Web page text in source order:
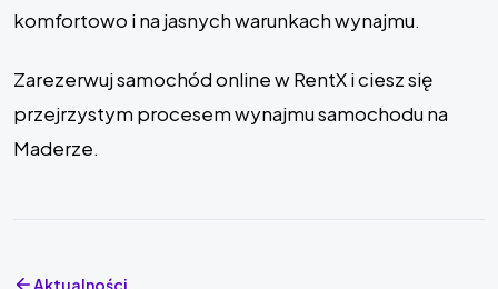
komfortowo i na jasnych warunkach wynajmu.
Zarezerwuj samochód online w RentX i ciesz się
przejrzystym procesem wynajmu samochodu na
Maderze.
Aktualności